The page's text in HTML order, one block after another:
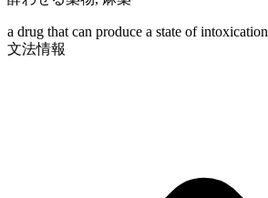
a drug that can produce a state of intoxication
文法情報